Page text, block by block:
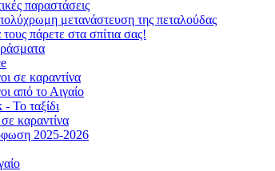
παραστάσεις
μετανάστευση της πεταλούδας
πάρετε στα σπίτια σας!
σε καραντίνα
από το Αιγαίο
Το ταξίδι
καραντίνα
2025-2026